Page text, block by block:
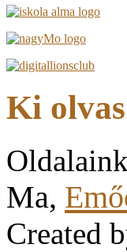
Ki
Ma,
Created